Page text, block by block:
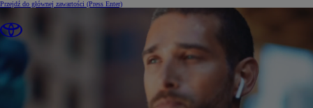
Przejdź do głównej zawartości (Press Enter)